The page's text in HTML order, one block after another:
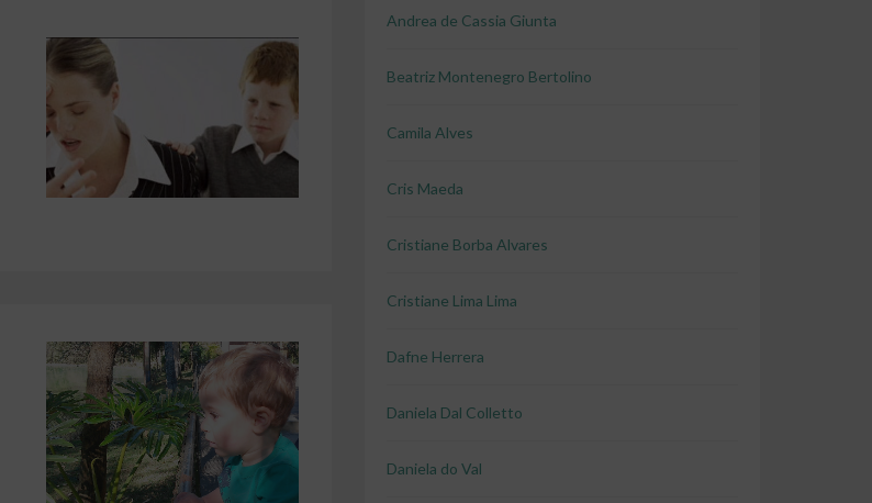
Andrea de Cassia Giunta
Beatriz Montenegro Bertolino
Camila Alves
Cris Maeda
Cristiane Borba Alvares
Cristiane Lima Lima
Dafne Herrera
Daniela Dal Colletto
Daniela do Val